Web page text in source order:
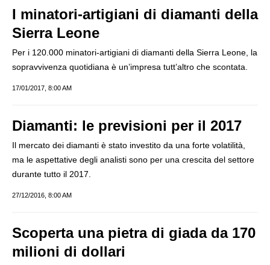
I minatori-artigiani di diamanti della
Sierra Leone
Per i 120.000 minatori-artigiani di diamanti della Sierra Leone, la
sopravvivenza quotidiana è un’impresa tutt’altro che scontata.
17/01/2017, 8:00 AM
Diamanti: le previsioni per il 2017
Il mercato dei diamanti è stato investito da una forte volatilità,
ma le aspettative degli analisti sono per una crescita del settore
durante tutto il 2017.
27/12/2016, 8:00 AM
Scoperta una pietra di giada da 170
milioni di dollari